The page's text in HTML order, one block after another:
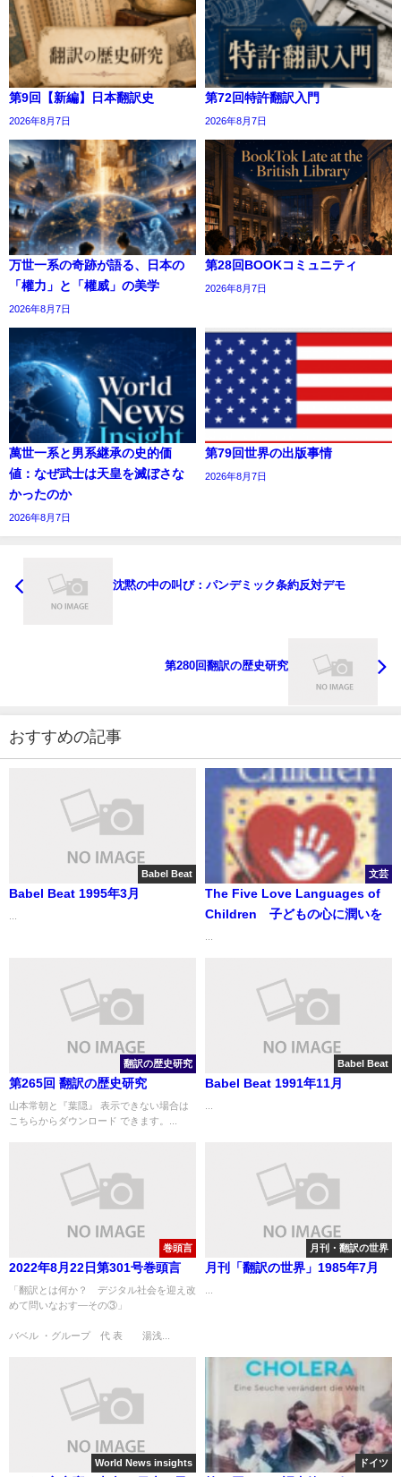
第9回【新編】日本翻訳史
2026年8月7日
第72回特許翻訳入門
2026年8月7日
万世一系の奇跡が語る、日本の
「權力」と「權威」の美学
2026年8月7日
第28回BOOKコミュニティ
2026年8月7日
萬世一系と男系継承の史的価
値：なぜ武士は天皇を滅ぼさな
かったのか
2026年8月7日
第79回世界の出版事情
2026年8月7日
沈黙の中の叫び：パンデミック条約反対デモ
第280回翻訳の歴史研究
おすすめの記事
Babel Beat
Babel Beat 1995年3月
文芸
The Five Love Languages of
Children 子どもの心に潤いを
翻訳の歴史研究
第265回 翻訳の歴史研究
山本常朝と『葉隠』 表示できない場合は
こちらからダウンロード できます。...
Babel Beat
Babel Beat 1991年11月
巻頭言
2022年8月22日第301号巻頭言
「翻訳とは何か？ デジタル社会を迎え改
めて問いなおす—その③」
バベル ・グループ 代 表 湯浅...
月刊・翻訳の世界
月刊「翻訳の世界」1985年7月
World News insights ドイツ